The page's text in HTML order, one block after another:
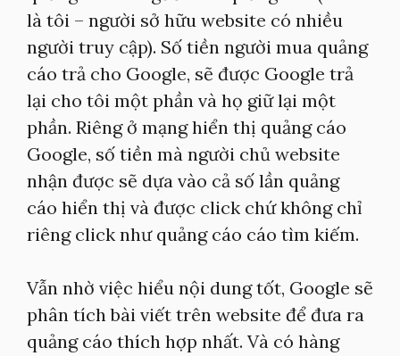
là tôi – người sở hữu website có nhiều
người truy cập). Số tiền người mua quảng
cáo trả cho Google, sẽ được Google trả
lại cho tôi một phần và họ giữ lại một
phần. Riêng ở mạng hiển thị quảng cáo
Google, số tiền mà người chủ website
nhận được sẽ dựa vào cả số lần quảng
cáo hiển thị và được click chứ không chỉ
riêng click như quảng cáo cáo tìm kiếm.
Vẫn nhờ việc hiểu nội dung tốt, Google sẽ
phân tích bài viết trên website để đưa ra
quảng cáo thích hợp nhất. Và có hàng